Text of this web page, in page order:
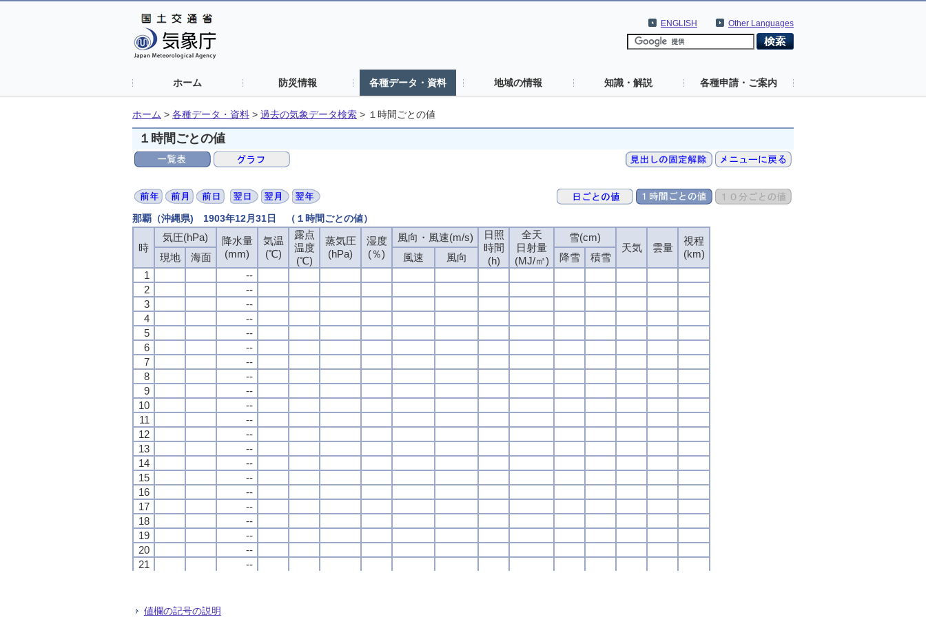
Other Languages
ENGLISH
ホーム 防災情報 各種データ・資料 地域の情報 知識・解説 各種申請・ご案内
ホーム > 各種データ・資料 > 過去の気象データ検索 > １時間ごとの値
１時間ごとの値
那覇（沖縄県) 1903年12月31日 （１時間ごとの値）
時
気圧(hPa)
降水量
(mm)
気温
(℃)
露点
温度
(℃)
蒸気圧
(hPa)
湿度
(％)
風向・風速(m/s)
日照
時間
(h)
全天
日射量
(MJ/㎡)
雪(cm)
天気
雲量
視程
(km)
現地 海面 風速 風向 降雪
積雪
1
--
2
--
3
--
4
--
5
--
6
--
7
--
8
--
9
--
10
--
11
--
12
--
13
--
14
--
15
--
16
--
17
--
18
--
19
--
20
--
21
--
24
時
気圧(hPa)
降水量
(mm)
気温
(℃)
露点
温度
(℃)
蒸気圧
(hPa)
湿度
(％)
風向・風速(m/s)
日照
時間
(h)
全天
日射量
(MJ/㎡)
雪(cm)
天気
雲量
視程
(km)
現地 海面 風速 風向 降雪
積雪
1
--
2
--
3
--
4
--
5
--
6
--
7
--
8
--
9
--
10
--
11
--
12
--
13
--
14
--
15
--
16
--
17
--
18
--
19
--
20
--
21
--
24
時
気圧(hPa)
降水量
(mm)
気温
(℃)
露点
温度
(℃)
蒸気圧
(hPa)
湿度
(％)
風向・風速(m/s)
日照
時間
(h)
全天
日射量
(MJ/㎡)
雪(cm)
天気
雲量
視程
(km)
現地 海面 風速 風向 降雪
積雪
1
--
2
--
3
--
4
--
5
--
6
--
7
--
8
--
9
--
10
--
11
--
12
--
13
--
14
--
15
--
16
--
17
--
18
--
19
--
20
--
21
--
24
時
気圧(hPa)
降水量
(mm)
気温
(℃)
露点
温度
(℃)
蒸気圧
(hPa)
湿度
(％)
風向・風速(m/s)
日照
時間
(h)
全天
日射量
(MJ/㎡)
雪(cm)
天気
雲量
視程
(km)
現地 海面 風速 風向 降雪
積雪
1
--
2
--
3
--
4
--
5
--
6
--
7
--
8
--
9
--
10
--
11
--
12
--
13
--
14
--
15
--
16
--
17
--
18
--
19
--
20
--
21
--
24
値欄の記号の説明